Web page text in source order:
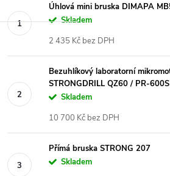
Úhlová mini bruska DIMAPA
Skladem
2 435 Kč bez DPH
Bezuhlíkový laboratorní
STRONGDRILL QZ60 / PR-600S
Skladem
10 700 Kč bez DPH
Přímá bruska STRONG 207
Skladem